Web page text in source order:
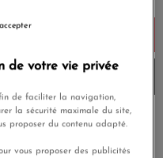
10 jours
Payez en 4x ou 10x
de votre vie privée
de faciliter la navigation,
la sécurité maximale du site,
proposer du contenu adapté.
vous proposer des publicités